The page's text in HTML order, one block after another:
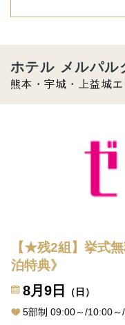
熊本・宇城・上益城
ホテル メルパル
【★残2組】挙式
泊特典》
8月9日
（日）
5部制 09:00～/10:00